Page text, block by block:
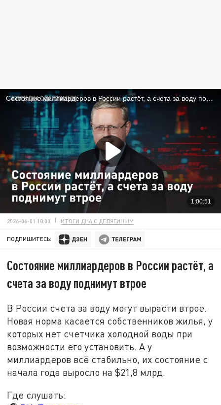
2026-06-01 18:00 ИТОГИ ДНА С ДЕЛЯГИНЫМ
ПОДПИШИТЕСЬ:
Состояние миллиардеров в России растёт, а
счета за воду поднимут втрое
В России счета за воду могут вырасти втрое.
Новая норма касается собственников жилья, у
которых нет счетчика холодной воды при
возможности его установить. А у
миллиардеров всё стабильно, их состояние с
начала года выросло на $21,8 млрд.
Где слушать: